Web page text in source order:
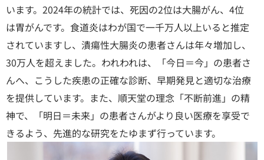
います。2024年の統計では、死因の2位は大腸がん、4位
は胃がんです。食道炎はわが国で一千万人以上いると推定
されていますし、潰瘍性大腸炎の患者さんは年々増加し、
30万人を超えました。われわれは、「今日＝今」の患者さ
んへ、こうした疾患の正確な診断、早期発見と適切な治療
を提供しています。また、順天堂の理念「不断前進」の精
神で、「明日＝未来」の患者さんがより良い医療を享受で
きるよう、先進的な研究をたゆまず行っています。